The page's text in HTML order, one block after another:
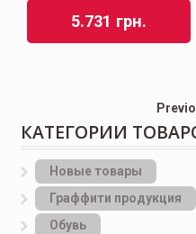
5.731 грн.
КАТЕГОРИИ
Новые товары
Граффити продукция
Обувь